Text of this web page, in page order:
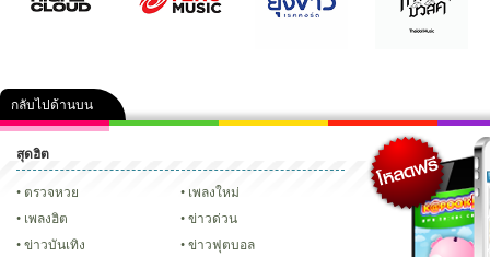
กลับไปด้านบน
คลิป ภาพ ปฏิทิน 2556 เฟซบุ๊ก ทวิ
Glitter
สุดฮิต
ตรวจหวย
เพลงใหม่
เพลงฮิต
ข่าวด่วน
ข่าวบันเทิง
ข่าวฟุตบอล